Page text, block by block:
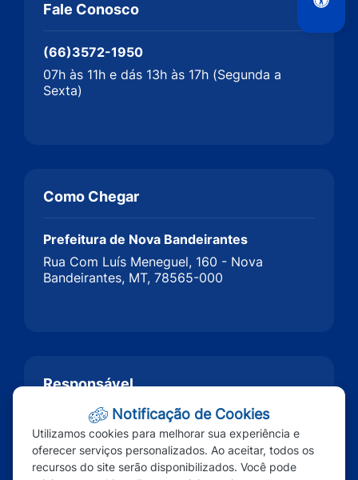
Fale Conosco
(66)3572-1950
07h às 11h e dás 13h às 17h (Segunda a
Sexta)
Como Chegar
Prefeitura de Nova Bandeirantes
Rua Com Luís Meneguel, 160 - Nova
Bandeirantes, MT, 78565-000
Responsável
Não Informado
governo@novabandeirantes.mt.gov.br
Notificação de Cookies
Utilizamos cookies para melhorar sua experiência e
oferecer serviços personalizados. Ao aceitar, todos os
recursos do site serão disponibilizados. Você pode